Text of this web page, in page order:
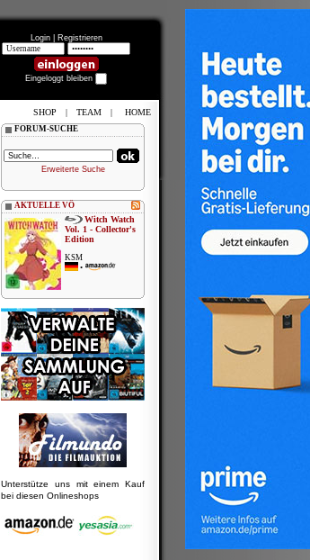
Login | Registrieren
Eingeloggt bleiben
FORUM-SUCHE
Erweiterte Suche
AKTUELLE VÖ
Witch Watch
Vol. 1 - Collector's
Edition
KSM
•
Unterstütze uns mit einem Kauf
bei diesen Onlineshops
SHOP | TEAM | HOME